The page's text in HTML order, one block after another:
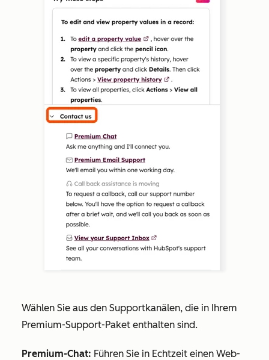
Wählen Sie aus den Supportkanälen, die in Ihrem
Premium-Support-Paket enthalten sind.
Premium-Chat: Führen Sie in Echtzeit einen Web-